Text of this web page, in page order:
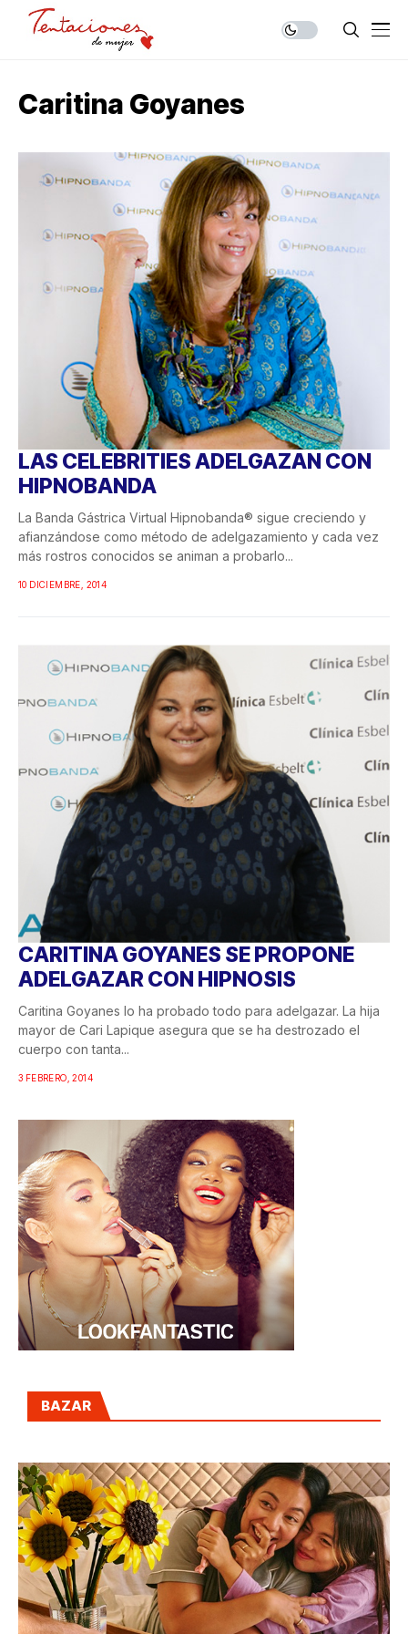
Caritina Goyanes
LAS CELEBRITIES ADELGAZAN CON
HIPNOBANDA
La Banda Gástrica Virtual Hipnobanda® sigue creciendo y
afianzándose como método de adelgazamiento y cada vez
más rostros conocidos se animan a probarlo...
10 DICIEMBRE, 2014
CARITINA GOYANES SE PROPONE
ADELGAZAR CON HIPNOSIS
Caritina Goyanes lo ha probado todo para adelgazar. La hija
mayor de Cari Lapique asegura que se ha destrozado el
cuerpo con tanta...
3 FEBRERO, 2014
BAZAR